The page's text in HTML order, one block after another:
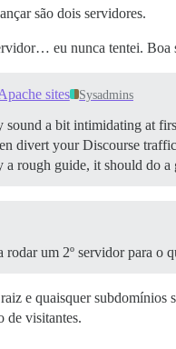
são dois servidores.
eu nunca tentei. Boa
sites Sysadmins
sound a bit intimidating at
divert your Discourse
rough guide, it should do
um 2º servidor para o
e quaisquer subdomínios
de visitantes.